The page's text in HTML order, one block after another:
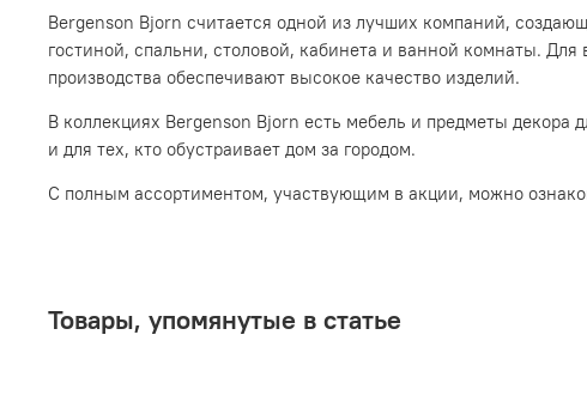
Bergenson Bjorn считается одной из лучших компаний,
гостиной, спальни, столовой, кабинета и ванной комнаты.
производства обеспечивают высокое качество изделий.
В коллекциях Bergenson Bjorn есть мебель и предметы декора
и для тех, кто обустраивает дом за городом.
С полным ассортиментом, участвующим в акции, можно
Товары, упомянутые в статье